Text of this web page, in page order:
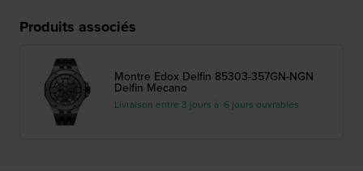
Produits associés
Montre Edox Delfin 85303-357GN-NGN
Delfin Mecano
Livraison entre 3 jours à 6 jours ouvrables